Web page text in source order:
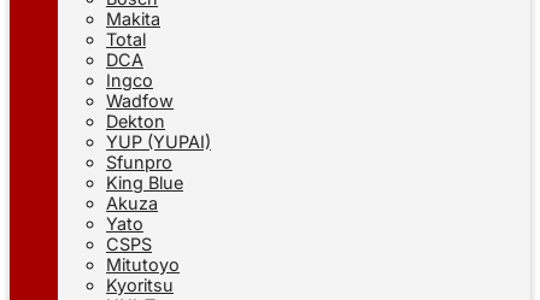
Makita
Total
DCA
Ingco
Wadfow
Dekton
YUP (YUPAI)
Sfunpro
King Blue
Akuza
Yato
CSPS
Mitutoyo
Kyoritsu